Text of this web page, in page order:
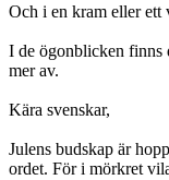
Och i en kram eller ett
I de ögonblicken finns
mer av.
Kära svenskar,
Julens budskap är
ordet. För i mörkret